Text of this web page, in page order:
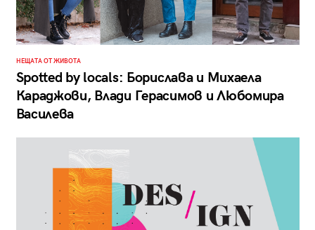
НЕЩАТА ОТ ЖИВОТА
Spotted by locals: Борислава и Михаела
Караджови, Влади Герасимов и Любомира
Василева